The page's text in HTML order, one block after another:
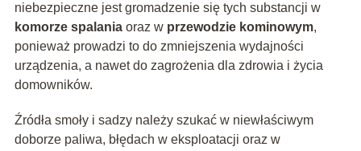
niebezpieczne jest gromadzenie się tych substancji w
komorze spalaniaoraz w przewodzie kominowym,
ponieważ prowadzi to do zmniejszenia wydajności
urządzenia, a nawet do zagrożenia dla zdrowia i życia
domowników.
Źródła smoły i sadzy należy szukać w niewłaściwym
doborze paliwa, błędach w eksploatacji oraz w